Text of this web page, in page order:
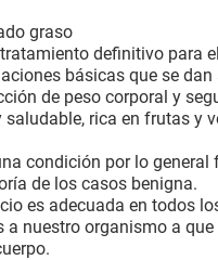
graso
definitivo para
básicas que se dan
de peso corporal y
rica en frutas y
condición por lo general
de los casos benigna.
es adecuada en todos
a nuestro organismo a